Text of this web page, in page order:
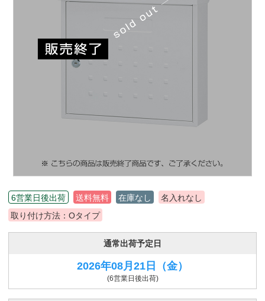
6営業日後出荷 送料無料 在庫なし
名入れなし
取り付け方法：Oタイプ
通常出荷予定日
2026年08月21日 （金）
(6営業日後出荷)